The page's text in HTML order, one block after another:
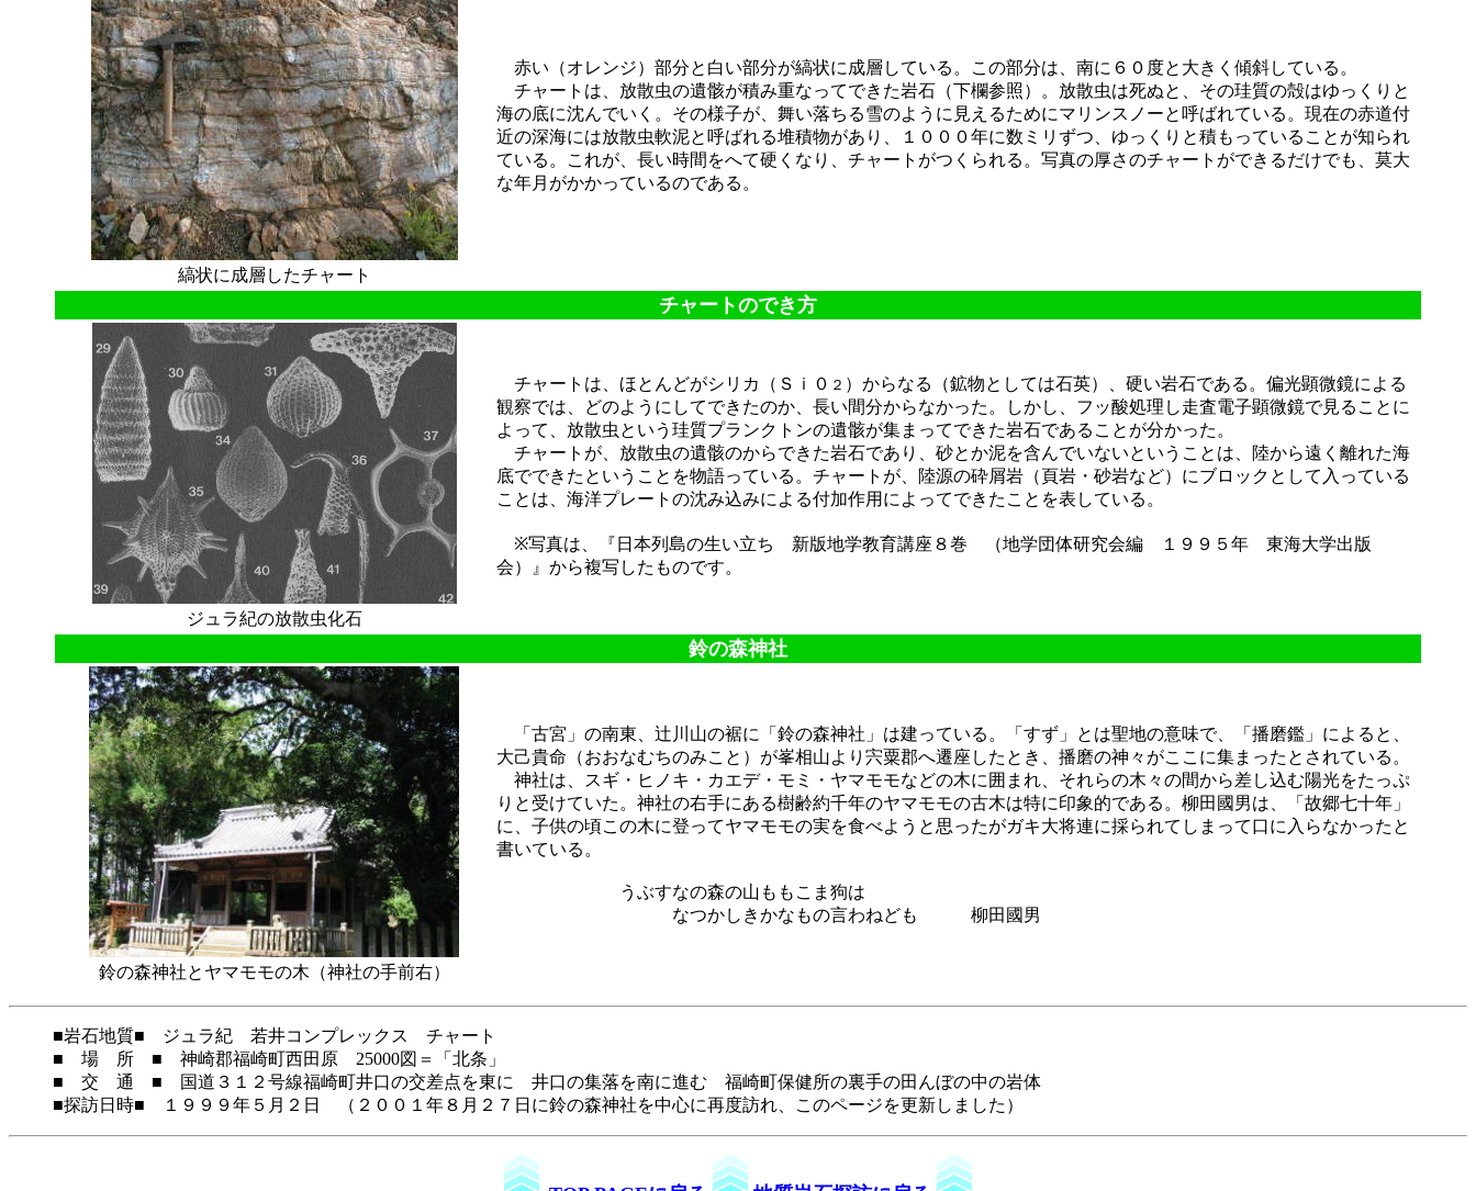
赤い（オレンジ）部分と白い部分が縞状に成層している。この部分は、南に６０度と大きく傾斜している。
チャートは、放散虫の遺骸が積み重なってできた岩石（下欄参照）。放散虫は死ぬと、その珪質の殻はゆっくりと
海の底に沈んでいく。その様子が、舞い落ちる雪のように見えるためにマリンスノーと呼ばれている。現在の赤道付
近の深海には放散虫軟泥と呼ばれる堆積物があり、１０００年に数ミリずつ、ゆっくりと積もっていることが知られ
ている。これが、長い時間をへて硬くなり、チャートがつくられる。写真の厚さのチャートができるだけでも、莫大
な年月がかかっているのである。
縞状に成層したチャート
チャートのでき方
チャートは、ほとんどがシリカ（Ｓｉ０ ２ ）からなる（鉱物としては石英）、硬い岩石である。偏光顕微鏡による
観察では、どのようにしてできたのか、長い間分からなかった。しかし、フッ酸処理し走査電子顕微鏡で見ることに
よって、放散虫という珪質プランクトンの遺骸が集まってできた岩石であることが分かった。
チャートが、放散虫の遺骸のからできた岩石であり、砂とか泥を含んでいないということは、陸から遠く離れた海
底でできたということを物語っている。チャートが、陸源の砕屑岩（頁岩・砂岩など）にブロックとして入っている
ことは、海洋プレートの沈み込みによる付加作用によってできたことを表している。
※写真は、『日本列島の生い立ち 新版地学教育講座８巻 （地学団体研究会編 １９９５年 東海大学出版
会）』から複写したものです。
ジュラ紀の放散虫化石
鈴の森神社
「古宮」の南東、辻川山の裾に「鈴の森神社」は建っている。「すず」とは聖地の意味で、「播磨鑑」によると、
大己貴命（おおなむちのみこと）が峯相山より宍粟郡へ遷座したとき、播磨の神々がここに集まったとされている。
神社は、スギ・ヒノキ・カエデ・モミ・ヤマモモなどの木に囲まれ、それらの木々の間から差し込む陽光をたっぷ
りと受けていた。神社の右手にある樹齢約千年のヤマモモの古木は特に印象的である。柳田國男は、「故郷七十年」
に、子供の頃この木に登ってヤマモモの実を食べようと思ったがガキ大将連に採られてしまって口に入らなかったと
書いている。
うぶすなの森の山ももこま狗は
なつかしきかなもの言わねども 柳田國男
鈴の森神社とヤマモモの木（神社の手前右）
■岩石地質■ ジュラ紀 若井コンプレックス チャート
■ 場 所 ■ 神崎郡福崎町西田原 25000図＝「北条」
■ 交 通 ■ 国道３１２号線福崎町井口の交差点を東に 井口の集落を南に進む 福崎町保健所の裏手の田んぼの中の岩体
■探訪日時■ １９９９年５月２日 （２００１年８月２７日に鈴の森神社を中心に再度訪れ、このページを更新しました）